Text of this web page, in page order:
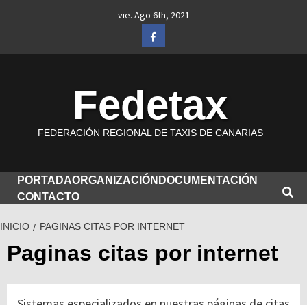
vie. Ago 6th, 2021
Facebook
Fedetax
FEDERACIÓN REGIONAL DE TAXIS DE CANARIAS
PORTADAORGANIZACIÓN DOCUMENTACIÓN
CONTACTO
INICIO PAGINAS CITAS POR INTERNET
Paginas citas por internet